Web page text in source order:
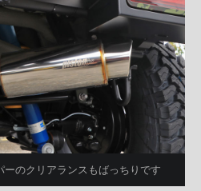
ーのクリアランスもばっちりです